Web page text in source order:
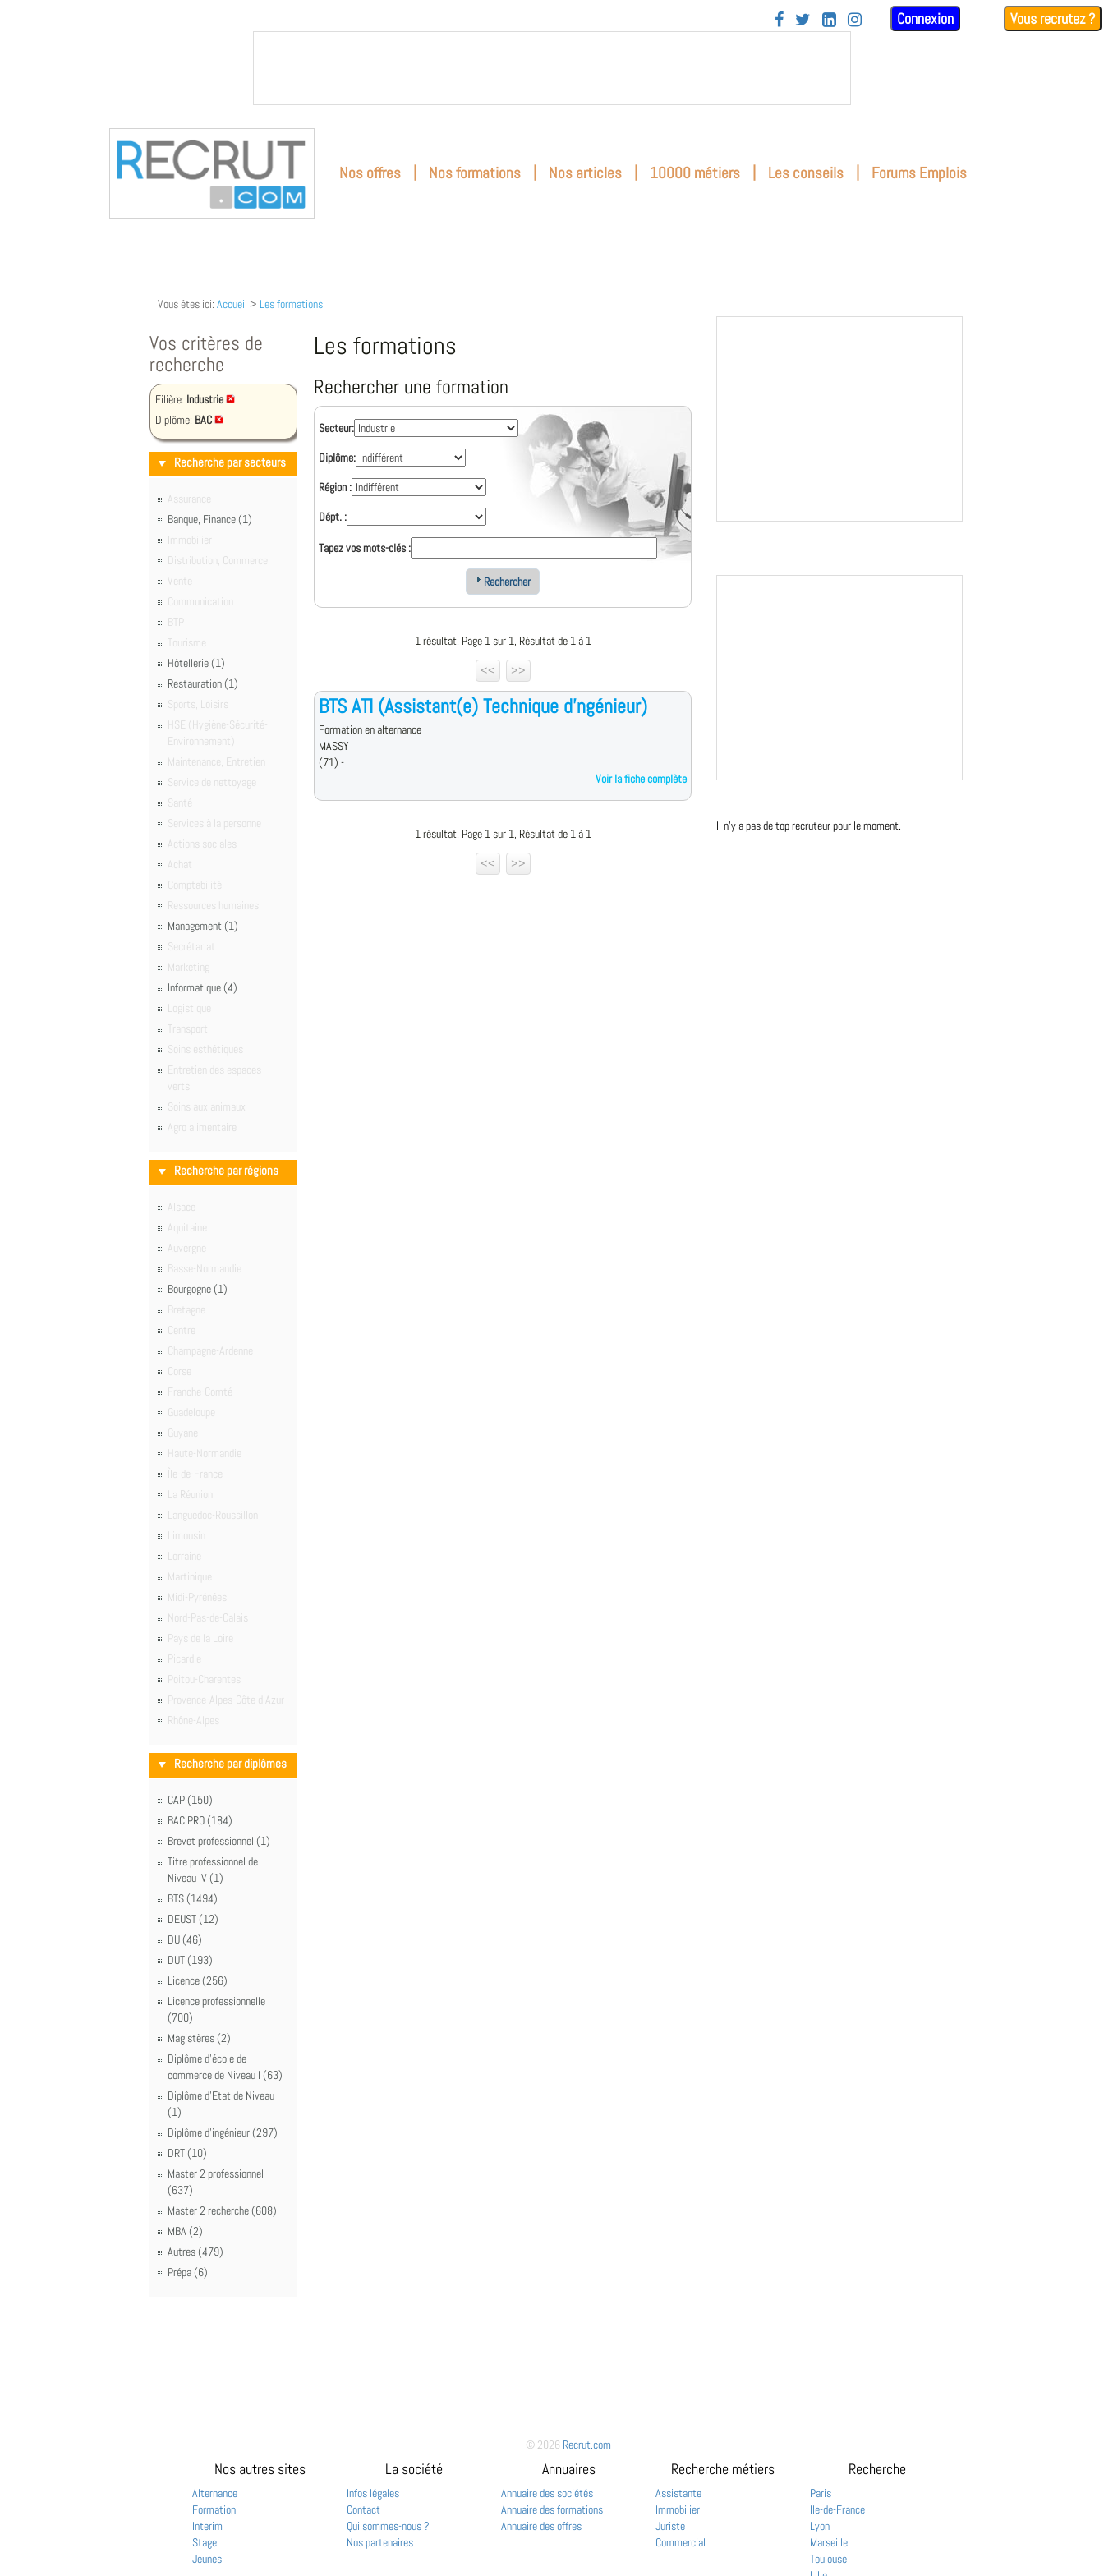
    Connexion Vous recrutez ?
Nos offres | Nos formations | Nos articles | 10000 métiers | Les conseils | Forums Emplois
Vous êtes ici: Accueil > Les formations
Vos critères de
recherche
Filière: Industrie
Diplôme: BAC
Recherche par secteurs
Assurance
Banque, Finance (1)
Immobilier
Distribution, Commerce
Vente
Communication
BTP
Tourisme
Hôtellerie (1)
Restauration (1)
Sports, Loisirs
HSE (Hygiène-Sécurité-
Environnement)
Maintenance, Entretien
Service de nettoyage
Santé
Services à la personne
Actions sociales
Achat
Comptabilité
Ressources humaines
Management (1)
Secrétariat
Marketing
Informatique (4)
Logistique
Transport
Soins esthétiques
Entretien des espaces
verts
Soins aux animaux
Agro alimentaire
Recherche par régions
Alsace
Aquitaine
Auvergne
Basse-Normandie
Bourgogne (1)
Bretagne
Centre
Champagne-Ardenne
Corse
Franche-Comté
Guadeloupe
Guyane
Haute-Normandie
Île-de-France
La Réunion
Languedoc-Roussillon
Limousin
Lorraine
Martinique
Midi-Pyrénées
Nord-Pas-de-Calais
Pays de la Loire
Picardie
Poitou-Charentes
Provence-Alpes-Côte d'Azur
Rhône-Alpes
Recherche par diplômes
CAP (150)
BAC PRO (184)
Brevet professionnel (1)
Titre professionnel de
Niveau IV (1)
BTS (1494)
DEUST (12)
DU (46)
DUT (193)
Licence (256)
Licence professionnelle
(700)
Magistères (2)
Diplôme d'école de
commerce de Niveau I (63)
Diplôme d'Etat de Niveau I
(1)
Diplôme d'ingénieur (297)
DRT (10)
Master 2 professionnel
(637)
Master 2 recherche (608)
MBA (2)
Autres (479)
Prépa (6)
Les formations
Rechercher une formation
Secteur:
Diplôme:
Région :
Dépt. :
Tapez vos mots-clés :
Rechercher
1 résultat. Page 1 sur 1, Résultat de 1 à 1
<<
>>
BTS ATI (Assistant(e) Technique d'ngénieur)
Formation en alternance
MASSY
(71) -
Voir la fiche complète
1 résultat. Page 1 sur 1, Résultat de 1 à 1
<<
>>
Il n'y a pas de top recruteur pour le moment.
© 2026 Recrut.com
Nos autres sites
Alternance
Formation
Interim
Stage
Jeunes
La société
Infos légales
Contact
Qui sommes-nous ?
Nos partenaires
Annuaires
Annuaire des sociétés
Annuaire des formations
Annuaire des offres
Recherche métiers
Assistante
Immobilier
Juriste
Commercial
Recherche
Paris
Ile-de-France
Lyon
Marseille
Toulouse